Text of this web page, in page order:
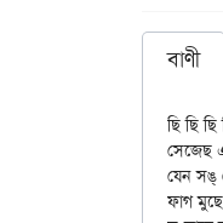
বাণী
ছি ছি
সেজেছ
যেন সঙ্
ফাগ